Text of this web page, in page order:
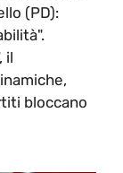
(PD):
il
bloccano